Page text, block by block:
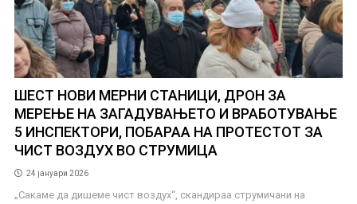
ШЕСТ НОВИ МЕРНИ СТАНИЦИ, ДРОН ЗА
МЕРЕЊЕ НА ЗАГАДУВАЊЕТО И ВРАБОТУВАЊЕ
5 ИНСПЕКТОРИ, ПОБАРАА НА ПРОТЕСТОТ ЗА
ЧИСТ ВОЗДУХ ВО СТРУМИЦА
24 јануари 2026
„Сакаме да дишеме чист воздух“, скандираа струмичани на